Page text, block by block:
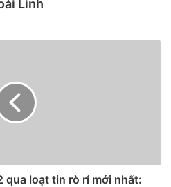
Táo khuyết có các cạnh bằng
màn hình.
Linh
qua loạt tin rò rỉ mới nhất: